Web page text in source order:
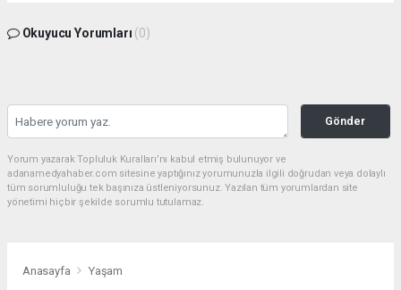
Okuyucu Yorumları (0)
Gönder
Yorum yazarak Topluluk Kuralları’nı kabul etmiş bulunuyor ve
adanamedyahaber.com sitesine yaptığınız yorumunuzla ilgili doğrudan veya dolaylı
tüm sorumluluğu tek başınıza üstleniyorsunuz. Yazılan tüm yorumlardan site
yönetimi hiçbir şekilde sorumlu tutulamaz.
Anasayfa Yaşam